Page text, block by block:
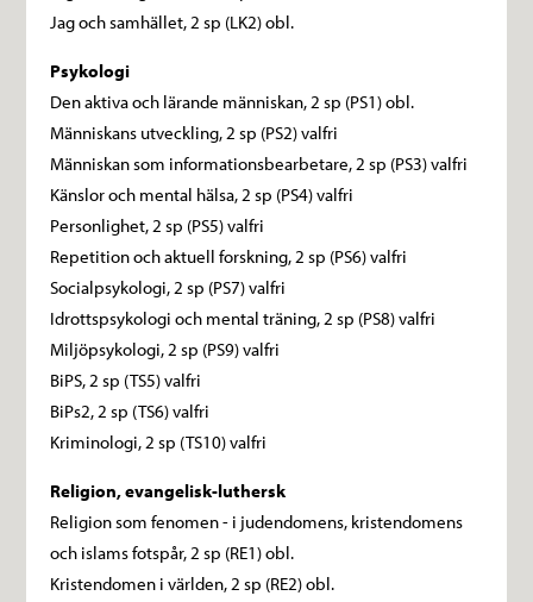
Jag och samhället, 2 sp (LK2) obl.
Psykologi
Den aktiva och lärande människan, 2 sp (PS1) obl.
Människans utveckling, 2 sp (PS2) valfri
Människan som informationsbearbetare, 2 sp (PS3) valfri
Känslor och mental hälsa, 2 sp (PS4) valfri
Personlighet, 2 sp (PS5) valfri
Repetition och aktuell forskning, 2 sp (PS6) valfri
Socialpsykologi, 2 sp (PS7) valfri
Idrottspsykologi och mental träning, 2 sp (PS8) valfri
Miljöpsykologi, 2 sp (PS9) valfri
BiPS, 2 sp (TS5) valfri
BiPs2, 2 sp (TS6) valfri
Kriminologi, 2 sp (TS10) valfri
Religion, evangelisk-luthersk
Religion som fenomen - i judendomens, kristendomens
och islams fotspår, 2 sp (RE1) obl.
Kristendomen i världen, 2 sp (RE2) obl.